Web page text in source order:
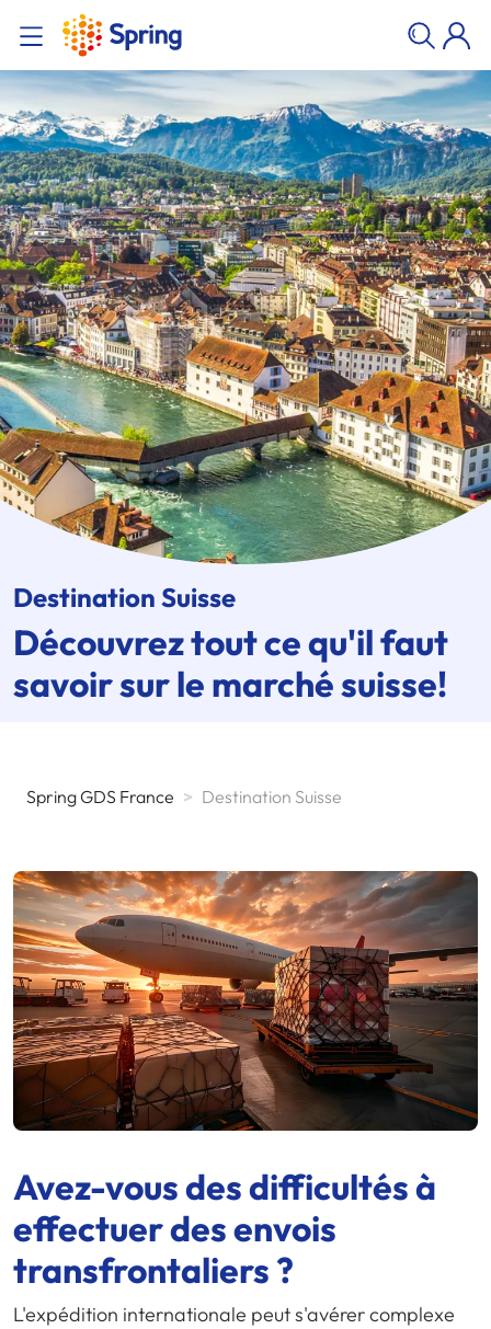
Destination Suisse
Découvrez tout ce qu'il faut
savoir sur le marché suisse!
Spring GDS France > Destination Suisse
Avez-vous des difficultés à
effectuer des envois
transfrontaliers ?
L'expédition internationale peut s'avérer complexe